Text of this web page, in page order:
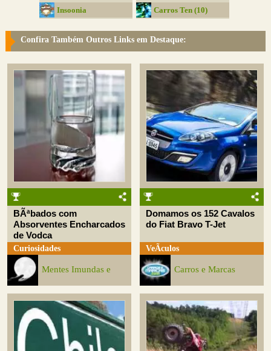
Insoonia
Carros Ten (10)
Confira Também Outros Links em Destaque:
BÃªbados com
Absorventes Encharcados
de Vodca
Curiosidades
Mentes Imundas e
Domamos os 152 Cavalos
do Fiat Bravo T-Jet
VeÃ­culos
Carros e Marcas